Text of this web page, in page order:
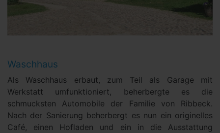
Waschhaus
Als Waschhaus erbaut, zum Teil als Garage mit
Werkstatt umfunktioniert, beherbergte es die
schmucksten Automobile der Familie von Ribbeck.
Nach der Sanierung beherbergt es nun ein originelles
Café, einen Hofladen und ein in die Ausstattung